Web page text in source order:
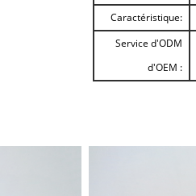
Caractéristique:
Service d'ODM
d'OEM :